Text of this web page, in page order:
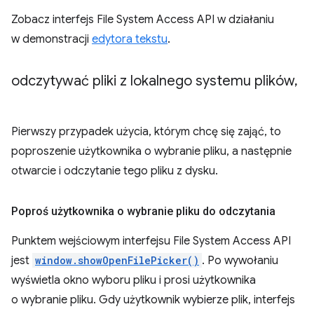
Zobacz interfejs File System Access API w działaniu
w demonstracji edytora tekstu.
odczytywać pliki z lokalnego systemu plików,
Pierwszy przypadek użycia, którym chcę się zająć, to
poproszenie użytkownika o wybranie pliku, a następnie
otwarcie i odczytanie tego pliku z dysku.
Poproś użytkownika o wybranie pliku do odczytania
Punktem wejściowym interfejsu File System Access API
jest window.showOpenFilePicker() . Po wywołaniu
wyświetla okno wyboru pliku i prosi użytkownika
o wybranie pliku. Gdy użytkownik wybierze plik, interfejs